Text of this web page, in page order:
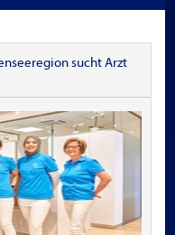
sucht Arzt